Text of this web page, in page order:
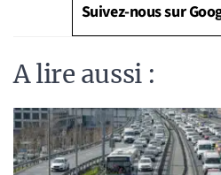
Suivez-nous sur
A lire aussi :